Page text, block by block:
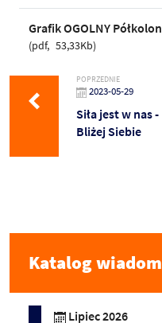
Grafik OGOLNY
pdf 53,33Kb
POPRZEDNIE
2023-05-29
Siła jest w nas -
Bliżej Siebie
Katalog
Lipiec 2026